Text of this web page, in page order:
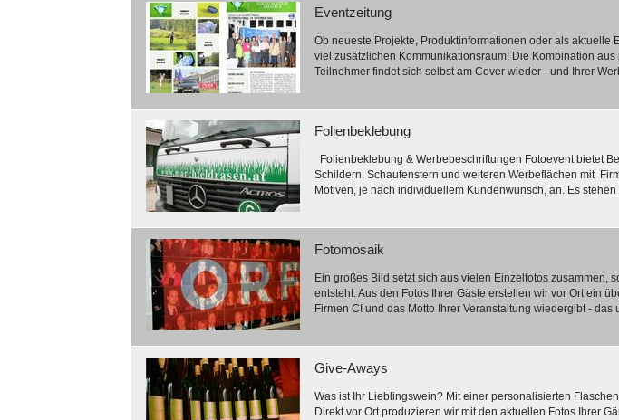
Eventzeitung
Ob neueste Projekte, Produktinformationen oder als aktuelle
viel zusätzlichen Kommunikationsraum! Die Kombination
Teilnehmer findet sich selbst am Cover wieder - und Ihrer
Folienbeklebung
Folienbeklebung & Werbebeschriftungen Fotoevent bietet
Schildern, Schaufenstern und weiteren Werbeflächen mit
Motiven, je nach individuellem Kundenwunsch, an. Es
Fotomosaik
Ein großes Bild setzt sich aus vielen Einzelfotos zusammen,
entsteht. Aus den Fotos Ihrer Gäste erstellen wir vor Ort ein
Firmen CI und das Motto Ihrer Veranstaltung wiedergibt - das
Give-Aways
Was ist Ihr Lieblingswein? Mit einer personalisierten
Direkt vor Ort produzieren wir mit den aktuellen Fotos Ihrer